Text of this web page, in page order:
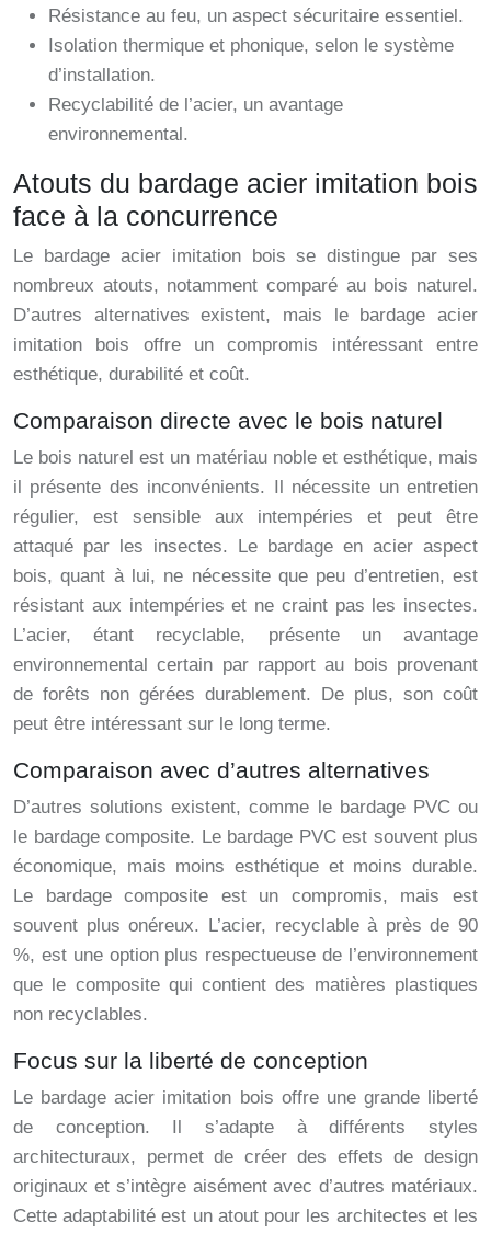
Résistance au feu, un aspect sécuritaire essentiel.
Isolation thermique et phonique, selon le système
d’installation.
Recyclabilité de l’acier, un avantage
environnemental.
Atouts du bardage acier imitation bois
face à la concurrence
Le bardage acier imitation bois se distingue par ses
nombreux atouts, notamment comparé au bois naturel.
D’autres alternatives existent, mais le bardage acier
imitation bois offre un compromis intéressant entre
esthétique, durabilité et coût.
Comparaison directe avec le bois naturel
Le bois naturel est un matériau noble et esthétique, mais
il présente des inconvénients. Il nécessite un entretien
régulier, est sensible aux intempéries et peut être
attaqué par les insectes. Le bardage en acier aspect
bois, quant à lui, ne nécessite que peu d’entretien, est
résistant aux intempéries et ne craint pas les insectes.
L’acier, étant recyclable, présente un avantage
environnemental certain par rapport au bois provenant
de forêts non gérées durablement. De plus, son coût
peut être intéressant sur le long terme.
Comparaison avec d’autres alternatives
D’autres solutions existent, comme le bardage PVC ou
le bardage composite. Le bardage PVC est souvent plus
économique, mais moins esthétique et moins durable.
Le bardage composite est un compromis, mais est
souvent plus onéreux. L’acier, recyclable à près de 90
%, est une option plus respectueuse de l’environnement
que le composite qui contient des matières plastiques
non recyclables.
Focus sur la liberté de conception
Le bardage acier imitation bois offre une grande liberté
de conception. Il s’adapte à différents styles
architecturaux, permet de créer des effets de design
originaux et s’intègre aisément avec d’autres matériaux.
Cette adaptabilité est un atout pour les architectes et les